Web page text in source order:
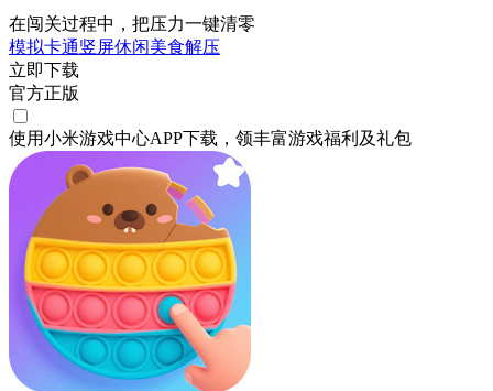
在闯关过程中，把压力一键清零
模拟卡通竖屏休闲美食解压
立即下载
官方正版
使用小米游戏中心APP下载 ，领丰富游戏福利 及礼包